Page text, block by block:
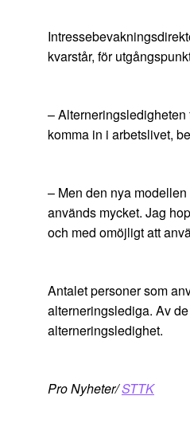
kvarstår, för
–
komma in i arbetslivet,
– Men den nya
används mycket. Jag
och med omöjligt att
Antalet personer som
alterneringslediga. Av
alterneringsledighet.
Pro Nyheter/STTK